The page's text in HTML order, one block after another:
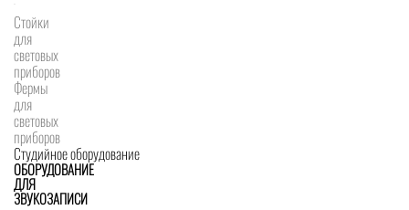
Стойки
для
световых
приборов
Фермы
для
световых
приборов
Студийное оборудование
ОБОРУДОВАНИЕ
ДЛЯ
ЗВУКОЗАПИСИ